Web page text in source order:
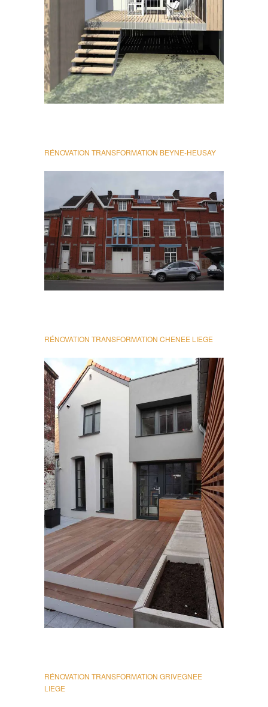
RÉNOVATION TRANSFORMATION BEYNE-HEUSAY
RÉNOVATION TRANSFORMATION CHENEE LIEGE
RÉNOVATION TRANSFORMATION GRIVEGNEE
LIEGE